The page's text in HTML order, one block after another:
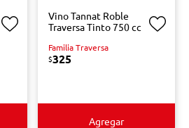
Vino Tannat Roble
Traversa Tinto 750 cc
Familia Traversa
$325
Agregar